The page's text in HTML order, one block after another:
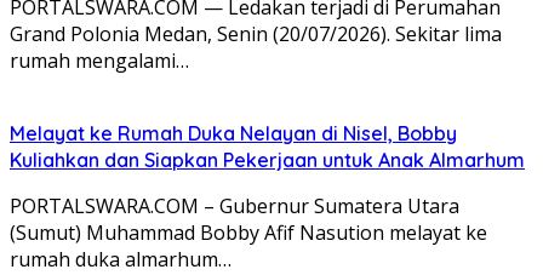
PORTALSWARA.COM — Ledakan terjadi di Perumahan
Grand Polonia Medan, Senin (20/07/2026). Sekitar lima
rumah mengalami…
Melayat ke Rumah Duka Nelayan di Nisel, Bobby
Kuliahkan dan Siapkan Pekerjaan untuk Anak Almarhum
PORTALSWARA.COM – Gubernur Sumatera Utara
(Sumut) Muhammad Bobby Afif Nasution melayat ke
rumah duka almarhum…